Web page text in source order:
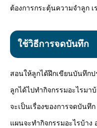
ต้องการกระตุ้นความจำลูก
ใช้วิธีการจดบันทึก
สอนให้ลูกได้ฝึกเขียนบันทึก
ลูกได้ไปทำกิจกรรมอะไรมา
จะเป็นเรื่องของการจดบันทึ
แผนจะทำกิจกรรมอะไรบ้าง